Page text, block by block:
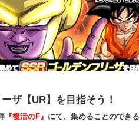
ザ【UR】を目指そう！
『復活のF』 にて、集めることのでき